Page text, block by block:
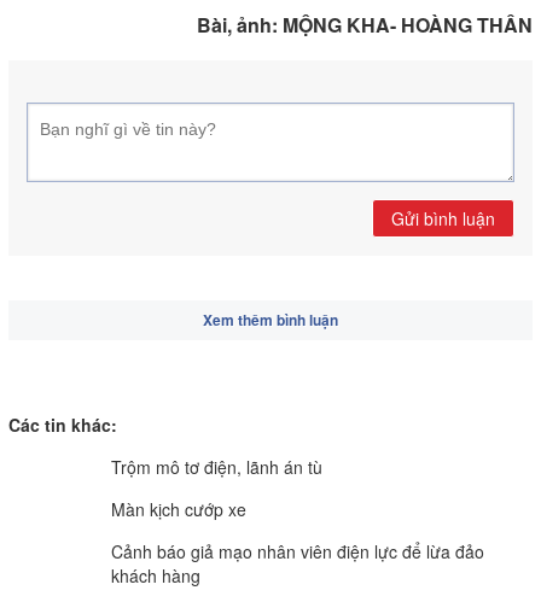
Bài, ảnh: MỘNG KHA- HOÀNG THÂN
Gửi bình luận
Xem thêm bình luận
Các tin khác:
Trộm mô tơ điện, lãnh án tù
Màn kịch cướp xe
Cảnh báo giả mạo nhân viên điện lực để lừa đảo
khách hàng